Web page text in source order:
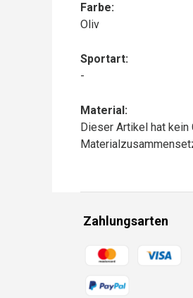
Farbe:
Oliv
Sportart:
-
Material:
Dieser Artikel hat kein
Zahlungsarten
Zahlungsmethoden